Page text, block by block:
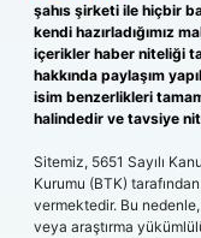
şahıs şirketi ile hiçbir
kendi hazırladığımız
içerikler haber niteliği
hakkında paylaşım
isim benzerlikleri
halindedir ve tavsiye
Sitemiz, 5651 Sayılı
Kurumu (BTK)
vermektedir. Bu
veya araştırma